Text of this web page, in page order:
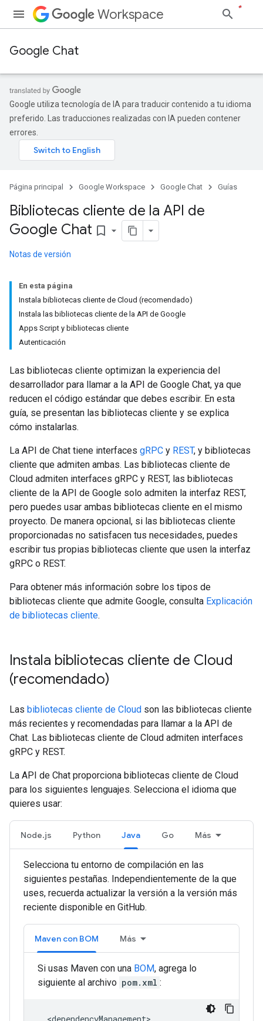
Workspace
Google Chat
Google utiliza tecnología de IA para traducir contenido a tu idioma
preferido. Las traducciones realizadas con IA pueden contener
errores.
Página principal Google Workspace Google Chat Guías
Bibliotecas cliente de la API de
Google Chat bookmark_border
Notas de versión
En esta página
Instala bibliotecas cliente de Cloud (recomendado)
Instala las bibliotecas cliente de la API de Google
Apps Script y bibliotecas cliente
Autenticación
Las bibliotecas cliente optimizan la experiencia del
desarrollador para llamar a la API de Google Chat, ya que
reducen el código estándar que debes escribir. En esta
guía, se presentan las bibliotecas cliente y se explica
cómo instalarlas.
La API de Chat tiene interfaces gRPC y REST, y bibliotecas
cliente que admiten ambas. Las bibliotecas cliente de
Cloud admiten interfaces gRPC y REST, las bibliotecas
cliente de la API de Google solo admiten la interfaz REST,
pero puedes usar ambas bibliotecas cliente en el mismo
proyecto. De manera opcional, si las bibliotecas cliente
proporcionadas no satisfacen tus necesidades, puedes
escribir tus propias bibliotecas cliente que usen la interfaz
gRPC o REST.
Para obtener más información sobre los tipos de
bibliotecas cliente que admite Google, consulta Explicación
de bibliotecas cliente.
Instala bibliotecas cliente de Cloud
(recomendado)
Las bibliotecas cliente de Cloud son las bibliotecas cliente
más recientes y recomendadas para llamar a la API de
Chat. Las bibliotecas cliente de Cloud admiten interfaces
gRPC y REST.
La API de Chat proporciona bibliotecas cliente de Cloud
para los siguientes lenguajes. Selecciona el idioma que
quieres usar:
Node.js Python Java Go Más
Selecciona tu entorno de compilación en las
siguientes pestañas. Independientemente de la que
uses, recuerda actualizar la versión a la versión más
reciente disponible en GitHub.
Maven con BOM Más
Si usas Maven con una BOM, agrega lo
siguiente al archivo pom.xml :